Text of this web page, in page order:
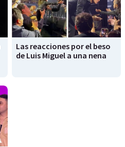
Las reacciones por el beso
de Luis Miguel a una nena